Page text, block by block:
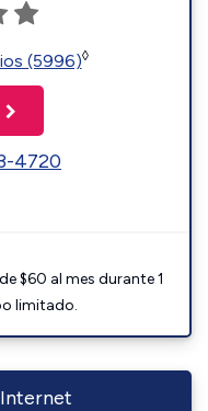
(5996)◊
4720
$60 al mes durante 1
limitado.